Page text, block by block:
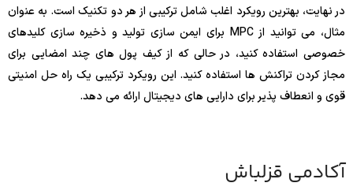
در نهایت، بهترین رویکرد اغلب شامل ترکیبی از هر دو تکنیک است. به عنوان
مثال، می توانید از MPC برای ایمن سازی تولید و ذخیره سازی کلیدهای
خصوصی استفاده کنید، در حالی که از کیف پول های چند امضایی برای
مجاز کردن تراکنش ها استفاده کنید. این رویکرد ترکیبی یک راه حل امنیتی
قوی و انعطاف پذیر برای دارایی های دیجیتال ارائه می دهد.
آکادمی قزلباش